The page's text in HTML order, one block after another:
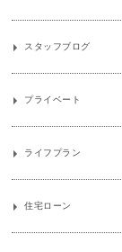
スタッフブログ
プライベート
ライフプラン
住宅ローン